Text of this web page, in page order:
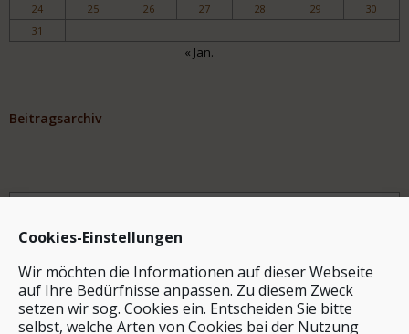
Cookies-Einstellungen
Wir möchten die Informationen auf dieser Webseite
auf Ihre Bedürfnisse anpassen. Zu diesem Zweck
setzen wir sog. Cookies ein. Entscheiden Sie bitte
selbst, welche Arten von Cookies bei der Nutzung
24
25 26 27 28 29
30
31
« Jan.
Beitragsarchiv
Archiv